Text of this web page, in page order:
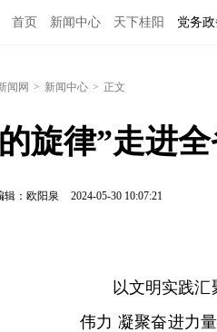
首页 新闻中心 天下桂阳 党务政
闻网 > 新闻中心 > 正文
旋律”走进
辑：欧阳泉 2024-05-30 10:07:21
以文明实践汇
伟力 凝聚奋进力